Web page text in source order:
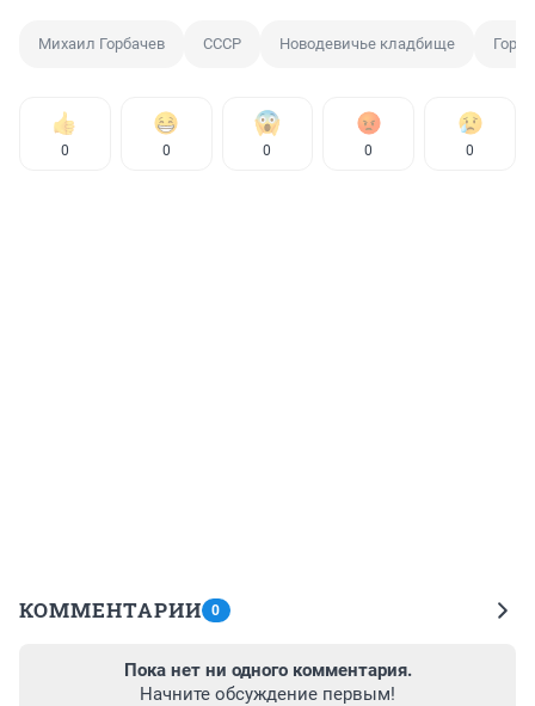
Михаил Горбачев СССР Новодевичье кладбище
0 0 0 0 0
КОММЕНТАРИИ 0
Пока нет ни одного комментария.
Начните обсуждение первым!